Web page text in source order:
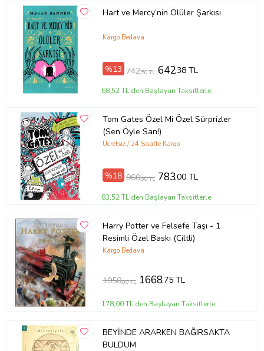
Hart ve Mercy’nin Ölüler Şarkısı
Kargo Bedava
%13 742,50 TL 642,38 TL
68,52 TL'den Başlayan Taksitlerle
Tom Gates Özel Mi Özel Sürprizler
(Sen Öyle San!)
Ücretsiz / 24 Saatte Kargo
%18 960,00 TL 783,00 TL
83,52 TL'den Başlayan Taksitlerle
Harry Potter ve Felsefe Taşı - 1
Resimli Özel Baskı (Ciltli)
Kargo Bedava
1950,00 TL 1668,75 TL
178,00 TL'den Başlayan Taksitlerle
BEYİNDE ARARKEN BAĞIRSAKTA
BULDUM